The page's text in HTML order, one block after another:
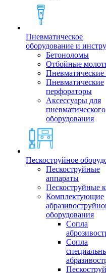
Пневматическое
оборудование и
Бетоноломы
Отбойные
Пневматические
Пневматические
перфораторы
Аксессуары для
пневматического
оборудования
Пескоструйное
Пескоструйные
аппараты
Пескоструйные
Комплектующие
оборудования
Сопла
Сопла